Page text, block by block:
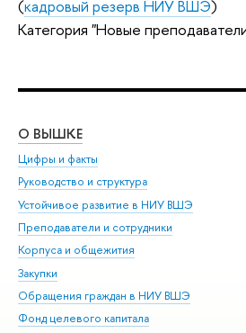
(кадровый резерв НИУ ВШЭ)
Категория "Новые
О ВЫШКЕ
Цифры и факты
Руководство и структура
Устойчивое развитие в НИУ ВШЭ
Преподаватели и сотрудники
Корпуса и общежития
Закупки
Обращения граждан в НИУ ВШЭ
Фонд целевого капитала